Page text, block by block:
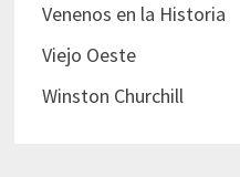
Venenos en la Historia
Viejo Oeste
Winston Churchill